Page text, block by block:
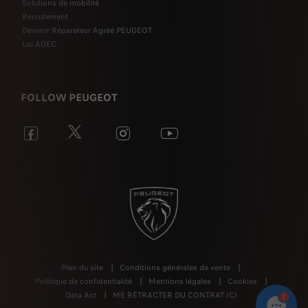
Solutions de mobilité
Recrutement
Devenir Réparateur Agréé PEUGEOT
Loi AGEC
FOLLOW PEUGEOT
Plan du site
Conditions générales de vente
Politique de confidentialité
Mentions légales
Cookies
Data Act
ME RÉTRACTER DU CONTRAT ICI 1